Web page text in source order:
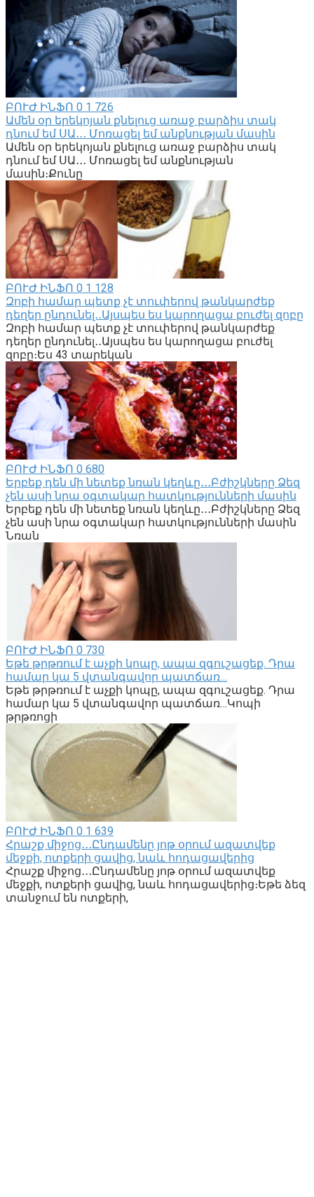
ԲՈՒԺ ԻՆՖՈ 0 1 726
Ամեն օր երեկոյան քնելուց առաջ բարձիս տակ
դնում եմ ՍԱ․․․ Մոռացել եմ անքնության մասին
Ամեն օր երեկոյան քնելուց առաջ բարձիս տակ
դնում եմ ՍԱ․․․ Մոռացել եմ անքնության
մասին։Քունը
ԲՈՒԺ ԻՆՖՈ 0 1 128
Զոբի համար պետք չէ տուփերով թանկարժեք
դեղեր ընդունել․․Այսպես ես կարողացա բուժել զոբը
Զոբի համար պետք չէ տուփերով թանկարժեք
դեղեր ընդունել․․Այսպես ես կարողացա բուժել
զոբը։Ես 43 տարեկան
ԲՈՒԺ ԻՆՖՈ 0 680
Երբեք դեն մի նետեք նռան կեղևը․․․Բժիշկները Ձեզ
չեն ասի նրա օգտակար հատկությունների մասին
Երբեք դեն մի նետեք նռան կեղևը․․․Բժիշկները Ձեզ
չեն ասի նրա օգտակար հատկությունների մասին
Նռան
ԲՈՒԺ ԻՆՖՈ 0 730
Եթե թրթռում է աչքի կոպը, ապա զգուշացեք. Դրա
համար կա 5 վտանգավոր պատճառ…
Եթե թրթռում է աչքի կոպը, ապա զգուշացեք. Դրա
համար կա 5 վտանգավոր պատճառ…Կոպի
թրթռոցի
ԲՈՒԺ ԻՆՖՈ 0 1 639
Հրաշք միջոց․․․Ընդամենը յոթ օրում ազատվեք
մեջքի, ոտքերի ցավից, նաև հոդացավերից
Հրաշք միջոց․․․Ընդամենը յոթ օրում ազատվեք
մեջքի, ոտքերի ցավից, նաև հոդացավերից։Եթե ձեզ
տանջում են ոտքերի,